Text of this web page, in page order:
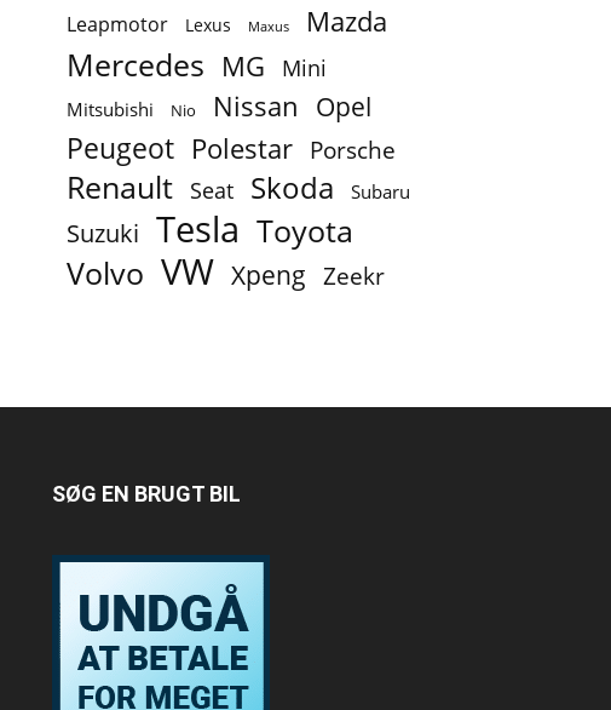
Leapmotor Lexus Maxus Mazda
Mercedes MG Mini
Mitsubishi Nio Nissan Opel
Peugeot Polestar Porsche
Renault Seat Skoda Subaru
Suzuki Tesla Toyota
Volvo VW Xpeng Zeekr
SØG EN BRUGT BIL